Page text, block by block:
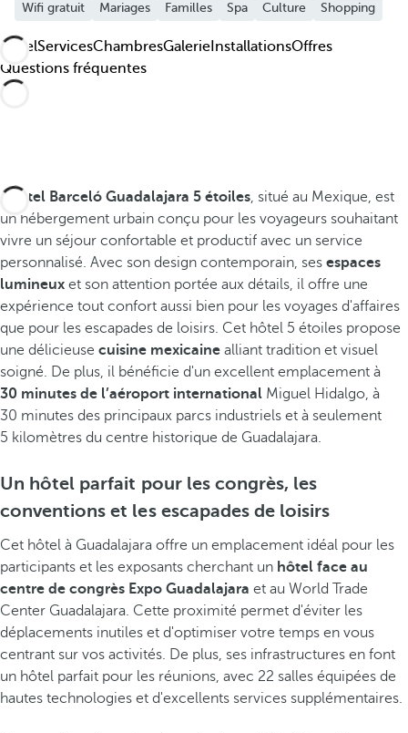
Wifi gratuit
Mariages Familles Spa Culture Shopping
HôtelServicesChambresGalerie InstallationsOffres
Questions fréquentes
L' hôtel Barceló Guadalajara 5 étoiles, situé au Mexique, est
un hébergement urbain conçu pour les voyageurs souhaitant
vivre un séjour confortable et productif avec un service
personnalisé. Avec son design contemporain, ses espaces
lumineux et son attention portée aux détails, il offre une
expérience tout confort aussi bien pour les voyages d'affaires
que pour les escapades de loisirs. Cet hôtel 5 étoiles propose
une délicieuse cuisine mexicaine alliant tradition et visuel
soigné. De plus, il bénéficie d'un excellent emplacement à
30 minutes de l’aéroport international Miguel Hidalgo, à
30 minutes des principaux parcs industriels et à seulement
5 kilomètres du centre historique de Guadalajara.
Un hôtel parfait pour les congrès, les
conventions et les escapades de loisirs
Cet hôtel à Guadalajara offre un emplacement idéal pour les
participants et les exposants cherchant un hôtel face au
centre de congrès Expo Guadalajara et au World Trade
Center Guadalajara. Cette proximité permet d'éviter les
déplacements inutiles et d'optimiser votre temps en vous
centrant sur vos activités. De plus, ses infrastructures en font
un hôtel parfait pour les réunions, avec 22 salles équipées de
hautes technologies et d'excellents services supplémentaires.